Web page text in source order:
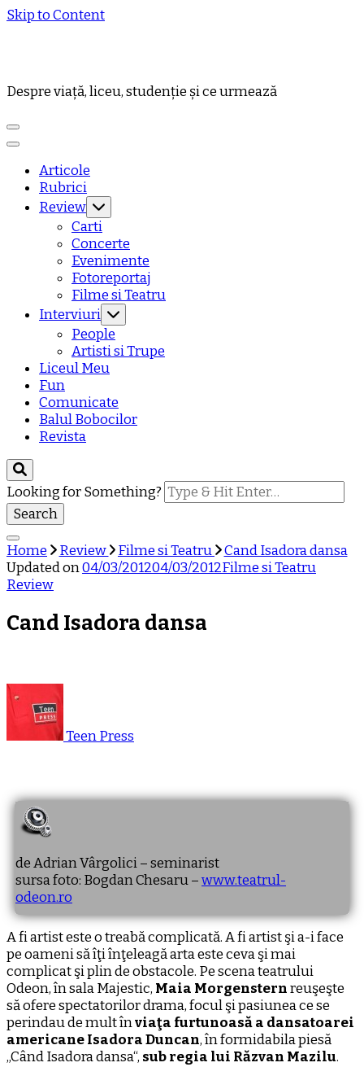
Skip to Content
Despre viață, liceu, studenție și ce urmează
Articole
Rubrici
Review
Carti
Concerte
Evenimente
Fotoreportaj
Filme si Teatru
Interviuri
People
Artisti si Trupe
Liceul Meu
Fun
Comunicate
Balul Bobocilor
Revista
Looking for Something?
Home Review Filme si Teatru
Cand Isadora dansa
Updated on04/03/201204/03/2012Filme si Teatru
Review
Cand Isadora dansa
Teen Press
de Adrian Vârgolici – seminarist
sursa foto: Bogdan Chesaru –www.teatrul-
odeon.ro
A fi artist este o treabă complicată. A fi artist şi a-i face
pe oameni să îţi înţeleagă arta este ceva şi mai
complicat şi plin de obstacole. Pe scena teatrului
Odeon, în sala Majestic, Maia Morgensternreuşeşte
să ofere spectatorilor drama, focul şi pasiunea ce se
perindau de mult înviaţa furtunoasă a dansatoarei
americane Isadora Duncan, în formidabila piesă
„Când Isadora dansa“, sub regia lui Răzvan Mazilu.